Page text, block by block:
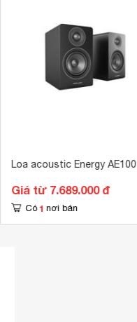
Loa acoustic Energy AE100
Giá từ 7.689.000 đ
Có 1 nơi bán